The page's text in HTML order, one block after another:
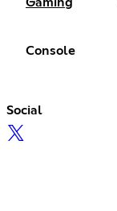
Console
Social